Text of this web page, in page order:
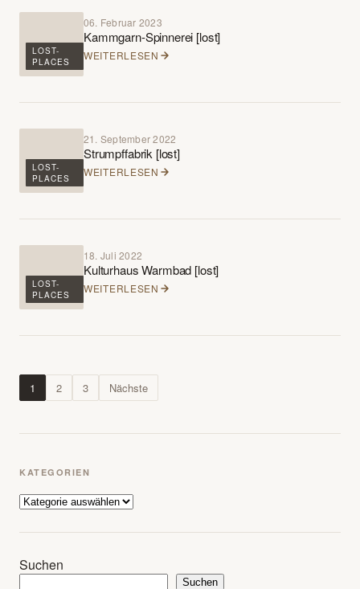
LOST-
PLACES
06. Februar 2023
Kammgarn-Spinnerei [lost]
WEITERLESEN
LOST-
PLACES
21. September 2022
Strumpffabrik [lost]
WEITERLESEN
LOST-
PLACES
18. Juli 2022
Kulturhaus Warmbad [lost]
WEITERLESEN
Seitennummerierung
Beiträge
1 2 3 Nächste
KATEGORIEN
Kategorien
Suchen
Suchen